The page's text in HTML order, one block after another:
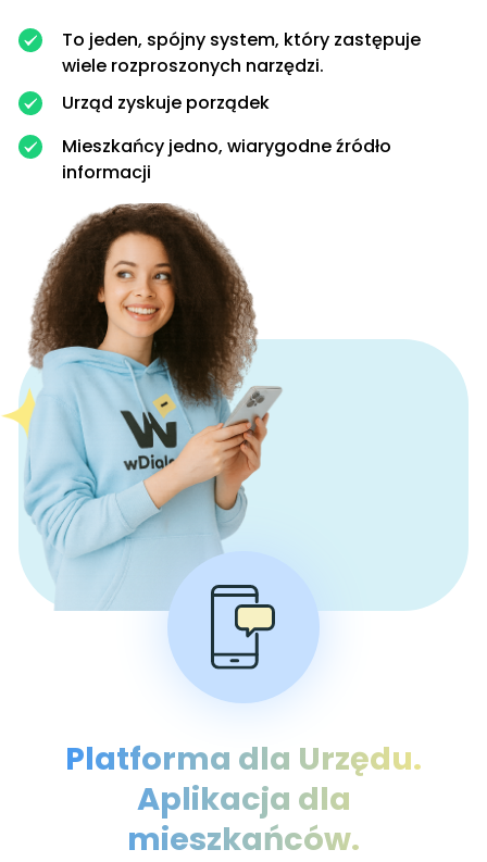
To jeden, spójny system, który zastępuje
wiele rozproszonych narzędzi.
Urząd zyskuje porządek
Mieszkańcy jedno, wiarygodne źródło
informacji
Platforma dla Urzędu.
Aplikacja dla
mieszkańców.